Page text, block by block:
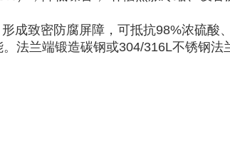
成致密防腐屏障，可抵抗98%浓硫酸
法兰端锻造碳钢或304/316L不锈钢法